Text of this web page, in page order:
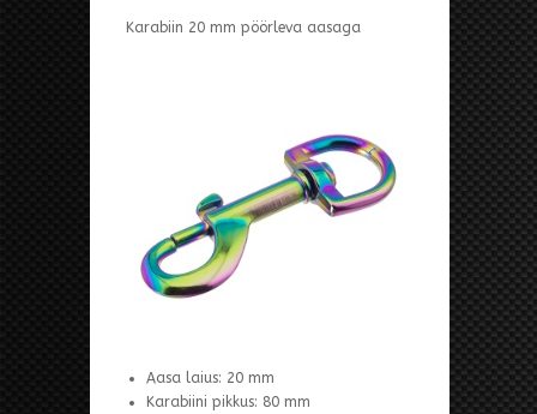
Karabiin 20 mm pöörleva aasaga
Aasa laius: 20 mm
Karabiini pikkus: 80 mm